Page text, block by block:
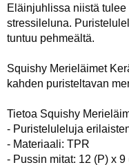
Eläinjuhlissa niistä
stressileluna.
tuntuu pehmeältä.
Squishy Merieläimet
kahden puristeltavan
Tietoa Squishy
- Puristeluleluja
- Materiaali: TPR
- Pussin mitat: 12 (P) x 9